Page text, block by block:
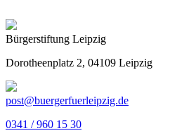
Bürgerstiftung Leipzig
Dorotheenplatz 2, 04109 Leipzig
post@buergerfuerleipzig.de
0341 / 960 15 30